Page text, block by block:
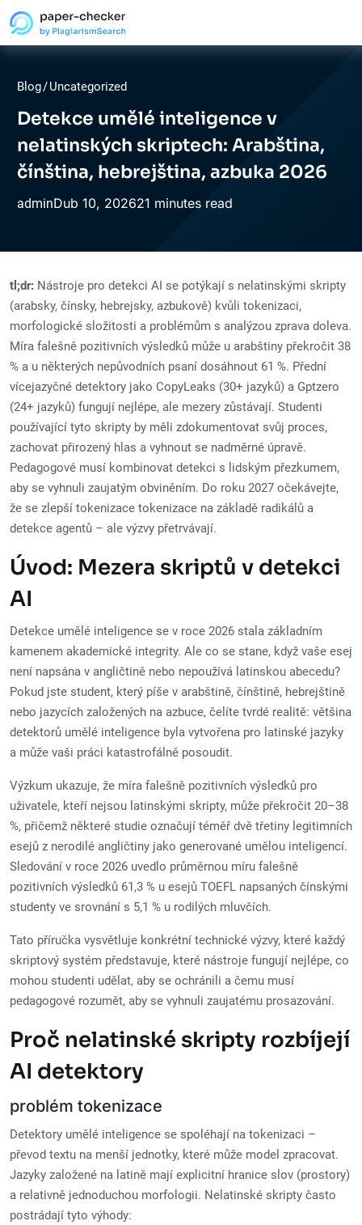
Blog/Uncategorized
Detekce umělé inteligence v
nelatinských skriptech: Arabština,
čínština, hebrejština, azbuka 2026
adminDub 10, 202621 minutes read
tl;dr: Nástroje pro detekci AI se potýkají s nelatinskými skripty
(arabsky, čínsky, hebrejsky, azbukově) kvůli tokenizaci,
morfologické složitosti a problémům s analýzou zprava doleva.
Míra falešně pozitivních výsledků může u arabštiny překročit 38
% a u některých nepůvodních psaní dosáhnout 61 %. Přední
vícejazyčné detektory jako CopyLeaks (30+ jazyků) a Gptzero
(24+ jazyků) fungují nejlépe, ale mezery zůstávají. Studenti
používající tyto skripty by měli zdokumentovat svůj proces,
zachovat přirozený hlas a vyhnout se nadměrné úpravě.
Pedagogové musí kombinovat detekci s lidským přezkumem,
aby se vyhnuli zaujatým obviněním. Do roku 2027 očekávejte,
že se zlepší tokenizace tokenizace na základě radikálů a
detekce agentů – ale výzvy přetrvávají.
Úvod: Mezera skriptů v detekci
AI
Detekce umělé inteligence se v roce 2026 stala základním
kamenem akademické integrity. Ale co se stane, když vaše esej
není napsána v angličtině nebo nepoužívá latinskou abecedu?
Pokud jste student, který píše v arabštině, čínštině, hebrejštině
nebo jazycích založených na azbuce, čelíte tvrdé realitě: většina
detektorů umělé inteligence byla vytvořena pro latinské jazyky
a může vaši práci katastrofálně posoudit.
Výzkum ukazuje, že míra falešně pozitivních výsledků pro
uživatele, kteří nejsou latinskými skripty, může překročit 20–38
%, přičemž některé studie označují téměř dvě třetiny legitimních
esejů z nerodilé angličtiny jako generované umělou inteligencí.
Sledování v roce 2026 uvedlo průměrnou míru falešně
pozitivních výsledků 61,3 % u esejů TOEFL napsaných čínskými
studenty ve srovnání s 5,1 % u rodilých mluvčích.
Tato příručka vysvětluje konkrétní technické výzvy, které každý
skriptový systém představuje, které nástroje fungují nejlépe, co
mohou studenti udělat, aby se ochránili a čemu musí
pedagogové rozumět, aby se vyhnuli zaujatému prosazování.
Proč nelatinské skripty rozbíjejí
AI detektory
problém tokenizace
Detektory umělé inteligence se spoléhají na tokenizaci –
převod textu na menší jednotky, které může model zpracovat.
Jazyky založené na latině mají explicitní hranice slov (prostory)
a relativně jednoduchou morfologii. Nelatinské skripty často
postrádají tyto výhody: